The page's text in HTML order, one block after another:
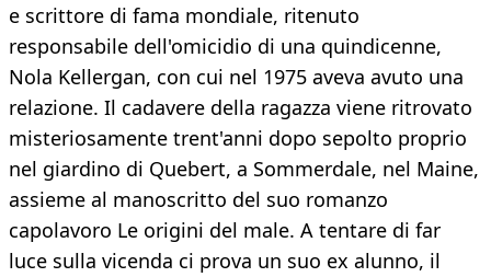
e scrittore di fama mondiale, ritenuto
responsabile dell'omicidio di una quindicenne,
Nola Kellergan, con cui nel 1975 aveva avuto una
relazione. Il cadavere della ragazza viene ritrovato
misteriosamente trent'anni dopo sepolto proprio
nel giardino di Quebert, a Sommerdale, nel Maine,
assieme al manoscritto del suo romanzo
capolavoro Le origini del male. A tentare di far
luce sulla vicenda ci prova un suo ex alunno, il